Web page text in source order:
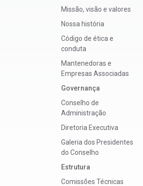
Missão, visão e valores
Nossa história
Código de ética e
conduta
Mantenedoras e
Empresas Associadas
Governança
Conselho de
Administração
Diretoria Executiva
Galeria dos Presidentes
do Conselho
Estrutura
Comissões Técnicas